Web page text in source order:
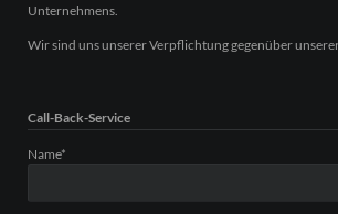
Unternehmens.
Wir sind uns unserer Verpflichtung gegenüber
Call-Back-Service
Pflichtfeld
Name*